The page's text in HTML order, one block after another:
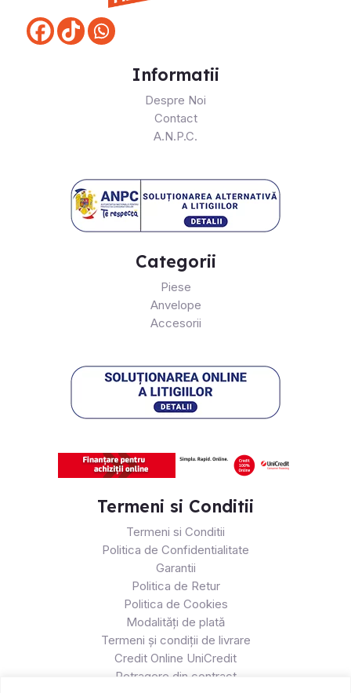
Informatii
Despre Noi
Contact
A.N.P.C.
Categorii
Piese
Anvelope
Accesorii
Termeni si Conditii
Termeni si Conditii
Politica de Confidentialitate
Garantii
Politica de Retur
Politica de Cookies
Modalități de plată
Termeni și condiții de livrare
Credit Online UniCredit
Retragere din contract